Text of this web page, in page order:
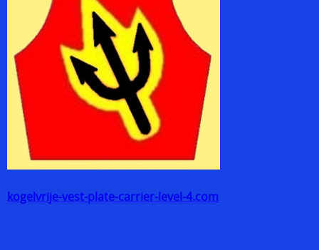
kogelvrije-vest-plate-carrier-level-4.com